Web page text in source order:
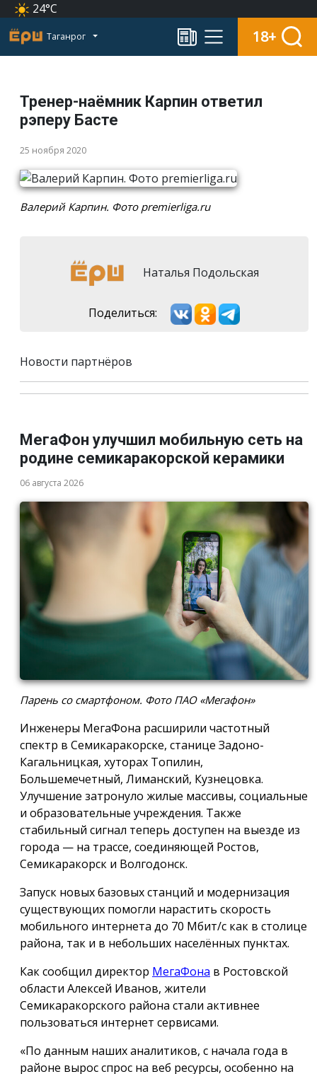
24°C
Таганрог 18+
Тренер-наёмник Карпин ответил
рэперу Басте
25 ноября 2020
Валерий Карпин. Фото premierliga.ru
Наталья Подольская
Поделиться:
Новости партнёров
МегаФон улучшил мобильную сеть на
родине семикаракорской керамики
06 августа 2026
Парень со смартфоном. Фото ПАО «Мегафон»
Инженеры МегаФона расширили частотный
спектр в Семикаракорске, станице Задоно-
Кагальницкая, хуторах Топилин,
Большемечетный, Лиманский, Кузнецовка.
Улучшение затронуло жилые массивы, социальные
и образовательные учреждения. Также
стабильный сигнал теперь доступен на выезде из
города — на трассе, соединяющей Ростов,
Семикаракорск и Волгодонск.
Запуск новых базовых станций и модернизация
существующих помогли нарастить скорость
мобильного интернета до 70 Мбит/с как в столице
района, так и в небольших населённых пунктах.
Как сообщил директор МегаФона в Ростовской
области Алексей Иванов, жители
Семикаракорского района стали активнее
пользоваться интернет сервисами.
«По данным наших аналитиков, с начала года в
районе вырос спрос на веб ресурсы, особенно на